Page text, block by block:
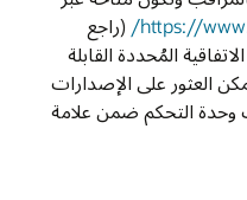
https://
(راجع
المُحددة القابلة
العثور على الإصدارات
وحدة التحكم ضمن علامة